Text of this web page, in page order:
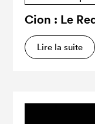
Cion : Le
Lire la suite